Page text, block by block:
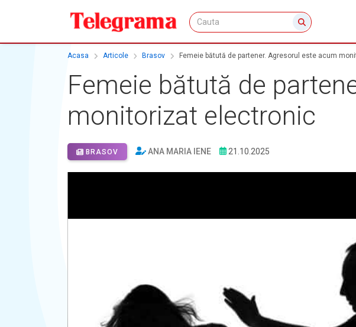
Acasa Articole Brasov Femeie bătută de partener. Agresorul este acum
Femeie bătută de
monitorizat electronic
BRASOV ANA MARIA IENE 21.10.2025